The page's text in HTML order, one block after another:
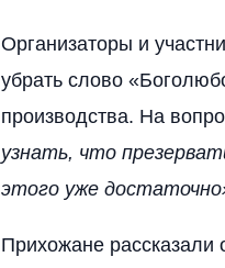
Организаторы и
убрать слово
производства. На
узнать, что
этого уже
Прихожане рассказали